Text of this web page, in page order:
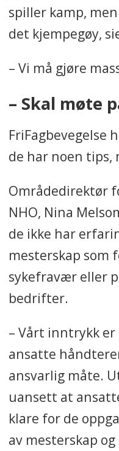
spiller kamp,
det kjempegøy,
– Vi må gjøre
– Skal møte
FriFagbevegelse
de har noen tips,
Områdedirektør
NHO, Nina
de ikke har
mesterskap som
sykefravær eller
bedrifter.
– Vårt inntrykk
ansatte
ansvarlig måte.
uansett at
klare for de
av mesterskap